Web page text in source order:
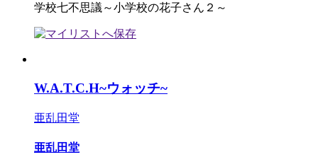
学校七不思議～小学校の花子さん２～
W.A.T.C.H~ウォッチ~
亜乱田堂
亜乱田堂